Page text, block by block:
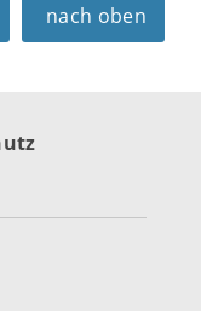
nach oben